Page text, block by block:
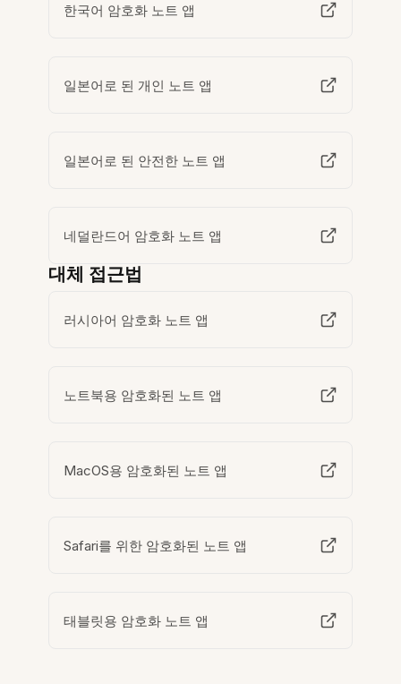
한국어 암호화 노트 앱
일본어로 된 개인 노트 앱
일본어로 된 안전한 노트 앱
네덜란드어 암호화 노트 앱
대체 접근법
러시아어 암호화 노트 앱
노트북용 암호화된 노트 앱
MacOS용 암호화된 노트 앱
Safari를 위한 암호화된 노트 앱
태블릿용 암호화 노트 앱